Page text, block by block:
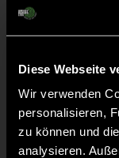
Diese Webseite
Wir verwenden
personalisieren,
zu können und
analysieren.